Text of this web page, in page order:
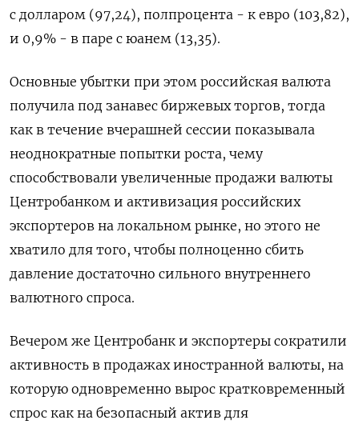
с долларом (97,24), полпроцента - к евро (103,82),
и 0,9% - в паре с юанем (13,35).
Основные убытки при этом российская валюта
получила под занавес биржевых торгов, тогда
как в течение вчерашней сессии показывала
неоднократные попытки роста, чему
способствовали увеличенные продажи валюты
Центробанком и активизация российских
экспортеров на локальном рынке, но этого не
хватило для того, чтобы полноценно сбить
давление достаточно сильного внутреннего
валютного спроса.
Вечером же Центробанк и экспортеры сократили
активность в продажах иностранной валюты, на
которую одновременно вырос кратковременный
спрос как на безопасный актив для